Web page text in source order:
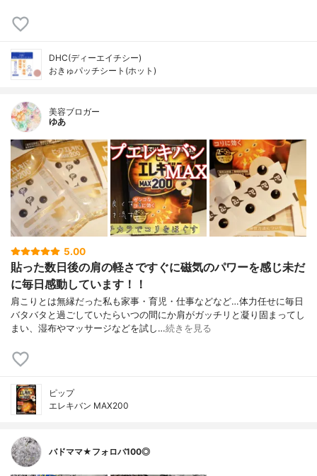
DHC(ディーエイチシー)
おきゅパッチシート(ホット)
美容ブロガー
ゆあ
5.00
貼った数日後の肩の軽さですぐに磁気のパワーを感じ未だ
に毎日感動しています！！
肩こりとは無縁だった私も家事・育児・仕事などなど…体力任せに毎日
バタバタと過ごしていたらいつの間にか肩がガッチリと凝り固まってし
まい、湿布やマッサージなどを試し…続きを見る
ピップ
エレキバン MAX200
バドママ★フォロバ100◎